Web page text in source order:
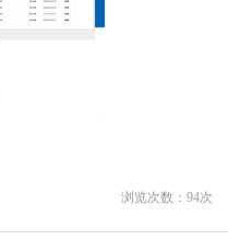
浏览次数： 94次